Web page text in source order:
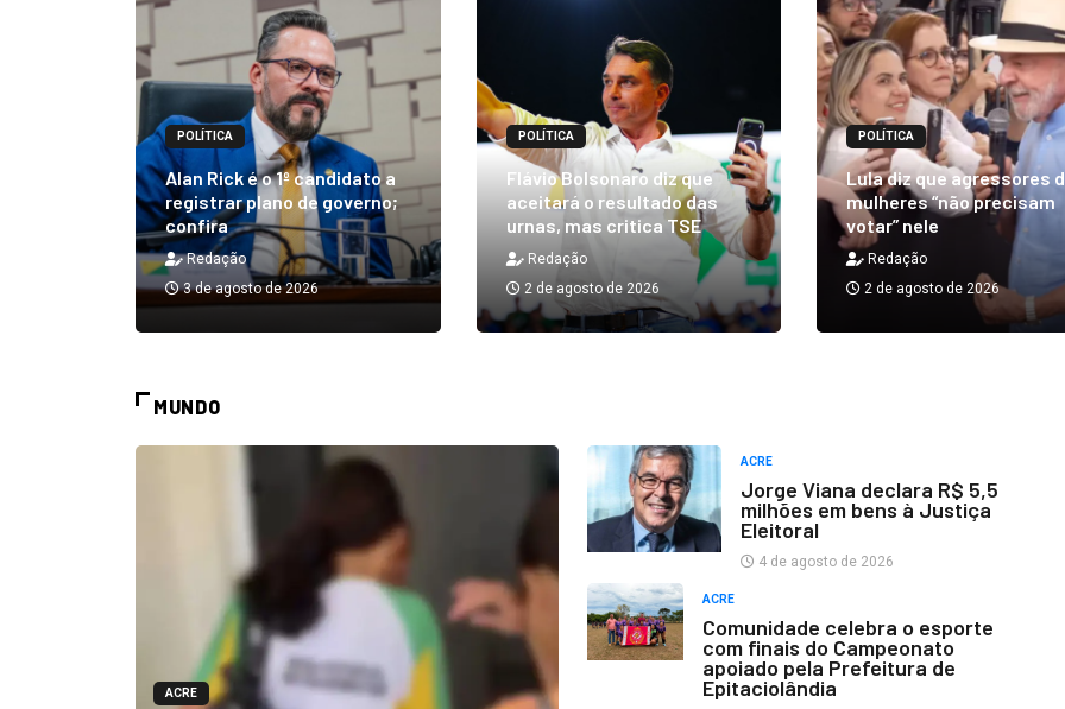
POLÍTICA
Alan Rick é o 1º candidato a
registrar plano de governo;
confira
Redação
3 de agosto de 2026
POLÍTICA
Flávio Bolsonaro diz que
aceitará o resultado das
urnas, mas critica TSE
Redação
2 de agosto de 2026
POLÍTICA
Lula diz que agressores
mulheres “não precisam
votar” nele
Redação
2 de agosto de 2026
MUNDO
ACRE
ACRE
Jorge Viana declara R$ 5,5
milhões em bens à Justiça
Eleitoral
4 de agosto de 2026
ACRE
Comunidade celebra o esporte
com finais do Campeonato
apoiado pela Prefeitura de
Epitaciolândia